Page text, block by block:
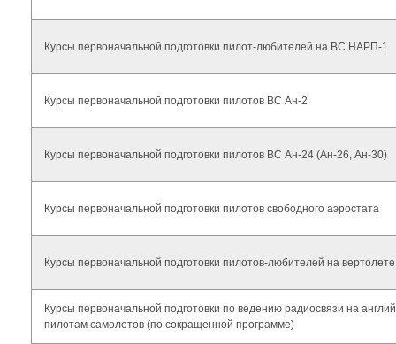
Курсы первоначальной подготовки пилот-любителей на ВС НАРП-1
Курсы первоначальной подготовки пилотов ВС Ан-2
Курсы первоначальной подготовки пилотов ВС Ан-24 (Ан-26, Ан-30)
Курсы первоначальной подготовки пилотов свободного аэростата
Курсы первоначальной подготовки пилотов-любителей на
Курсы первоначальной подготовки по ведению радиосвязи на
пилотам самолетов (по сокращенной программе)